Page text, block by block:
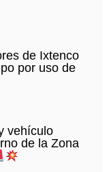
de Ixtenco
por uso de
vehículo
de la Zona